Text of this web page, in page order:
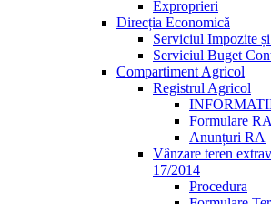
Exproprieri
Direcția Economică
Serviciul Impozite
Serviciul Buget
Compartiment Agricol
Registrul Agricol
Formulare RA
Anunțuri RA
Vânzare teren
17/2014
Procedura